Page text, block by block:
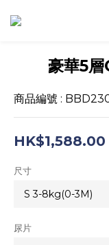
豪華5層
商品編號 :
HK$1,588.00
尺寸
尿片